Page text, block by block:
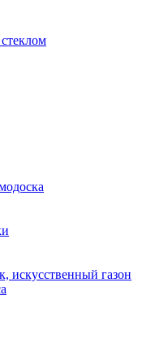
искусственный газон